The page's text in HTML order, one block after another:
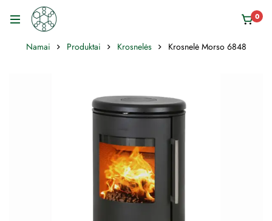
0
Namai Produktai Krosnelės Krosnelė Morso 6848